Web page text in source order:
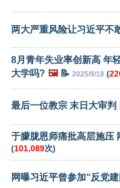
两大严重风险让习近平不
8月青年失业率创新高 年
大学吗? 🖼️📝 2025/9/18 (
最后一位教宗 末日大审判
于朦胧恩师痛批高层施压
(101,089次)
网曝习近平曾参加“反党